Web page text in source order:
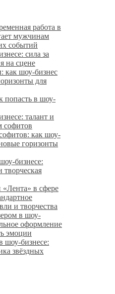
работа в
мужчинам
событий
сила за
на сцене
как шоу-бизнес
для
попасть в шоу-
талант и
софитов
как шоу-
горизонты
бизнесе:
творческая
в сфере
и творчества
в шоу-
оформление
эмоции
шоу-бизнесе:
звёздных